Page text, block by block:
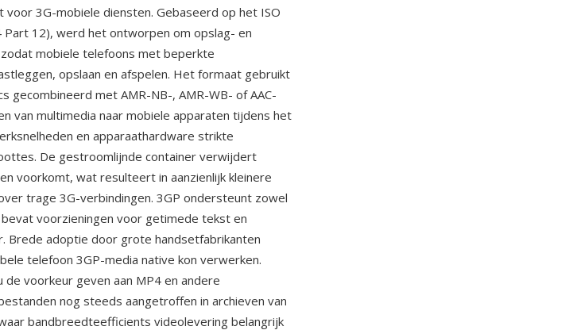
3G-mobiele diensten. Gebaseerd op het ISO
12), werd het ontworpen om opslag- en
mobiele telefoons met beperkte
opslaan en afspelen. Het formaat gebruikt
gecombineerd met AMR-NB-, AMR-WB- of AAC-
van multimedia naar mobiele apparaten tijdens het
en apparaathardware strikte
De gestroomlijnde container verwijdert
voorkomt, wat resulteert in aanzienlijk kleinere
trage 3G-verbindingen. 3GP ondersteunt zowel
voorzieningen voor getimede tekst en
Brede adoptie door grote handsetfabrikanten
telefoon 3GP-media native kon verwerken.
voorkeur geven aan MP4 en andere
nog steeds aangetroffen in archieven van
bandbreedteefficients videolevering belangrijk